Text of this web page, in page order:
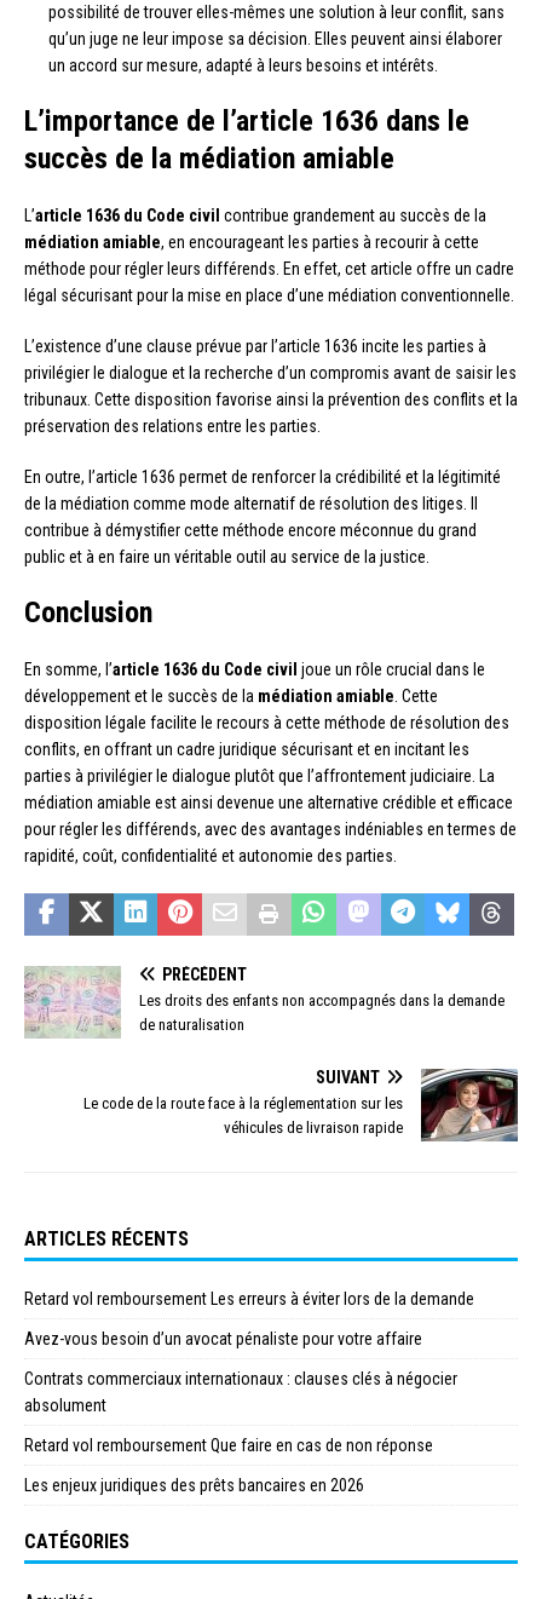
possibilité de trouver elles-mêmes une solution à leur conflit, sans
qu’un juge ne leur impose sa décision. Elles peuvent ainsi élaborer
un accord sur mesure, adapté à leurs besoins et intérêts.
L’importance de l’article 1636 dans le
succès de la médiation amiable
L’article 1636 du Code civil contribue grandement au succès de la
médiation amiable, en encourageant les parties à recourir à cette
méthode pour régler leurs différends. En effet, cet article offre un cadre
légal sécurisant pour la mise en place d’une médiation conventionnelle.
L’existence d’une clause prévue par l’article 1636 incite les parties à
privilégier le dialogue et la recherche d’un compromis avant de saisir les
tribunaux. Cette disposition favorise ainsi la prévention des conflits et la
préservation des relations entre les parties.
En outre, l’article 1636 permet de renforcer la crédibilité et la légitimité
de la médiation comme mode alternatif de résolution des litiges. Il
contribue à démystifier cette méthode encore méconnue du grand
public et à en faire un véritable outil au service de la justice.
Conclusion
En somme, l’article 1636 du Code civil joue un rôle crucial dans le
développement et le succès de la médiation amiable . Cette
disposition légale facilite le recours à cette méthode de résolution des
conflits, en offrant un cadre juridique sécurisant et en incitant les
parties à privilégier le dialogue plutôt que l’affrontement judiciaire. La
médiation amiable est ainsi devenue une alternative crédible et efficace
pour régler les différends, avec des avantages indéniables en termes de
rapidité, coût, confidentialité et autonomie des parties.
PRÉCÉDENT
Les droits des enfants non accompagnés dans la demande
de naturalisation
SUIVANT
Le code de la route face à la réglementation sur les
véhicules de livraison rapide
ARTICLES RÉCENTS
Retard vol remboursement Les erreurs à éviter lors de la demande
Avez-vous besoin d’un avocat pénaliste pour votre affaire
Contrats commerciaux internationaux : clauses clés à négocier
absolument
Retard vol remboursement Que faire en cas de non réponse
Les enjeux juridiques des prêts bancaires en 2026
CATÉGORIES